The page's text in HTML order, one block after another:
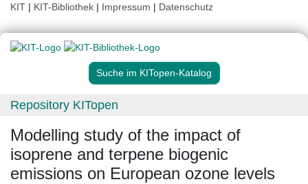
KIT | KIT-Bibliothek | Impressum | Datenschutz
Suche im KITopen-Katalog
Repository KITopen
Modelling study of the impact of
isoprene and terpene biogenic
emissions on European ozone levels